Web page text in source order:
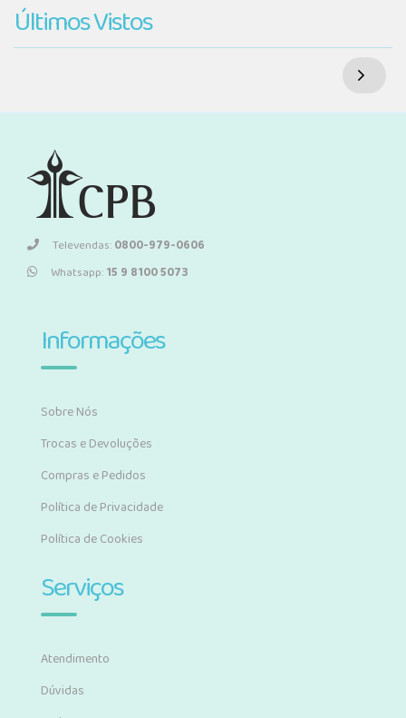
Últimos Vistos
Televendas:0800-979-0606
Whatsapp:15 9 8100 5073
Informações
Sobre Nós
Trocas e Devoluções
Compras e Pedidos
Política de Privacidade
Política de Cookies
Serviços
Atendimento
Dúvidas